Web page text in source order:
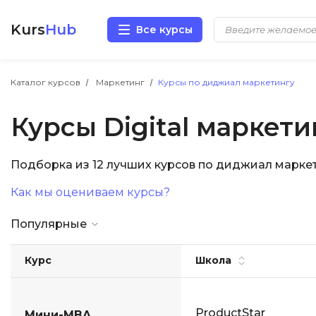
KursHub Все курсы
Каталог курсов Маркетинг Курсы по диджиал маркетингу
Курсы Digital
Подборка из 12 лучших курсов по диджиал
Как мы оцениваем курсы?
Популярные
Курс Школа
ProductStar
Разработка
Маркетинг
Аналитика
Иностранные языки